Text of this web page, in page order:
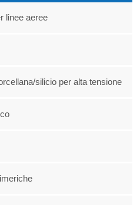
linee aeree
silicio per alta tensione